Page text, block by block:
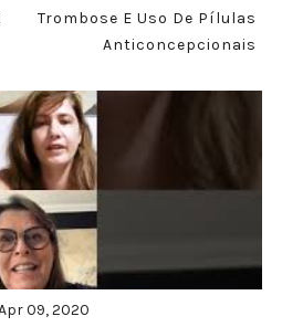
Trombose E Uso De Pílulas
Anticoncepcionais
09, 2020